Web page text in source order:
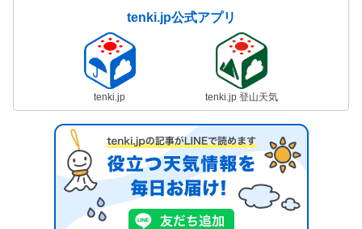
tenki.jp公式アプリ
tenki.jp tenki.jp 登山天気